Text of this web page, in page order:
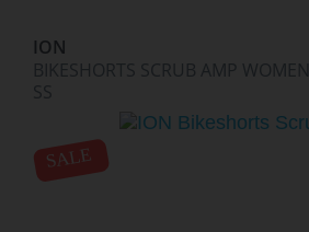
ION
BIKESHORTS SCRUB AMP WOMEN
SS
SALE